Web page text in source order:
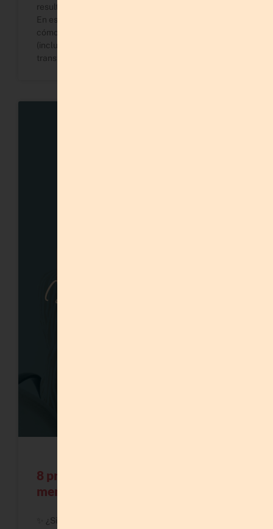
resultados, copiar sin adaptar y olvidar las finanzas.
En este artículo descubrirás cómo reconocerlos,
cómo evitarlos y qué herramientas puedes usar
(incluyendo IA y plantillas prácticas) para
transformar tu negocio en 2025.
8 preguntas para salir del bloqueo
mental como emprendedora
✨ ¿Sientes que perdiste el rumbo en tu